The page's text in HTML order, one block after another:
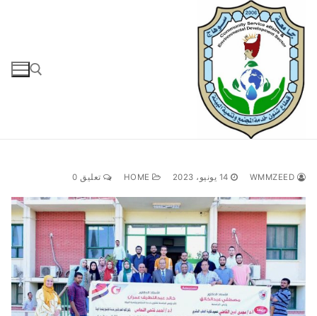
التجاوز
إلى
المحتوى
14 يونيو، 2023 تعليق 0